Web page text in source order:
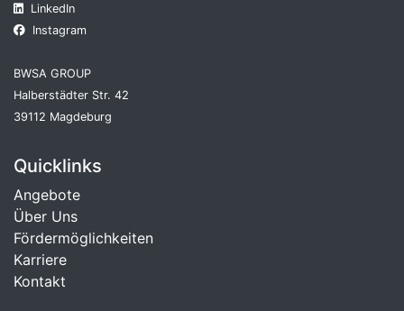
LinkedIn
Instagram
BWSA GROUP
Halberstädter Str. 42
39112 Magdeburg
Quicklinks
Angebote
Über Uns
Fördermöglichkeiten
Karriere
Kontakt